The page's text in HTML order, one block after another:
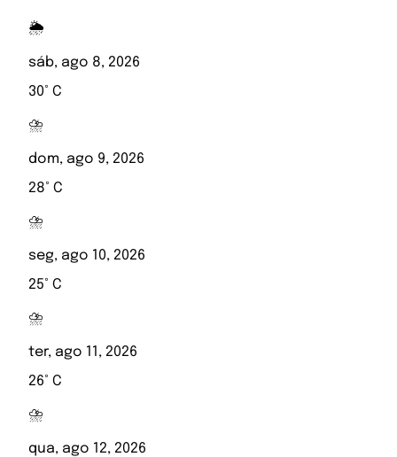
🌦️
sáb, ago 8, 2026
30° C
⛈️
dom, ago 9, 2026
28° C
⛈️
seg, ago 10, 2026
25° C
⛈️
ter, ago 11, 2026
26° C
⛈️
qua, ago 12, 2026